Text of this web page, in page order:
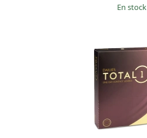
en stock